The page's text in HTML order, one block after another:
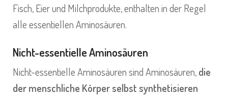
Fisch, Eier und Milchprodukte, enthalten in der Regel
alle essentiellen Aminosäuren.
Nicht-essentielle Aminosäuren
Nicht-essentielle Aminosäuren sind Aminosäuren,die
der menschliche Körper selbst synthetisieren